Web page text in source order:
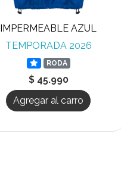
IMPERMEABLE AZUL
TEMPORADA 2026
RODA
$ 45.990
Agregar al carro